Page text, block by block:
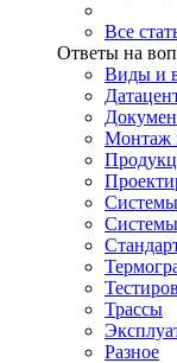
Все
Ответы на
Виды и
Монтаж
Системы
Трассы
Разное